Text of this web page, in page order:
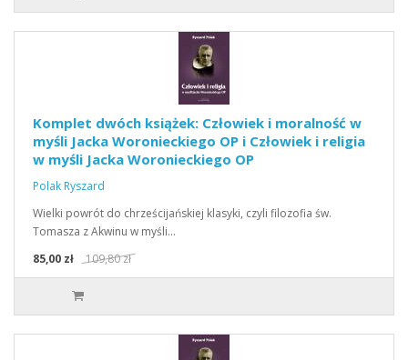
Komplet dwóch książek: Człowiek i moralność w
myśli Jacka Woronieckiego OP i Człowiek i religia
w myśli Jacka Woronieckiego OP
Polak Ryszard
Wielki powrót do chrześcijańskiej klasyki, czyli filozofia św.
Tomasza z Akwinu w myśli…
85,00 zł
109,80 zł